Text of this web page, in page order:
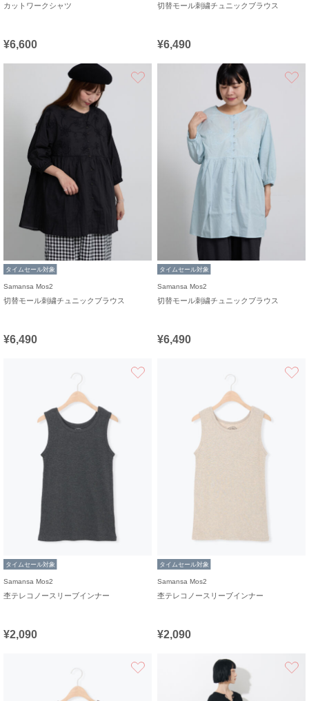
カットワークシャツ
¥6,600
切替モール刺繍チュニックブラウス
¥6,490
タイムセール対象
Samansa Mos2
切替モール刺繍チュニックブラウス
¥6,490
タイムセール対象
Samansa Mos2
切替モール刺繍チュニックブラウス
¥6,490
タイムセール対象
Samansa Mos2
杢テレコノースリーブインナー
¥2,090
タイムセール対象
Samansa Mos2
杢テレコノースリーブインナー
¥2,090